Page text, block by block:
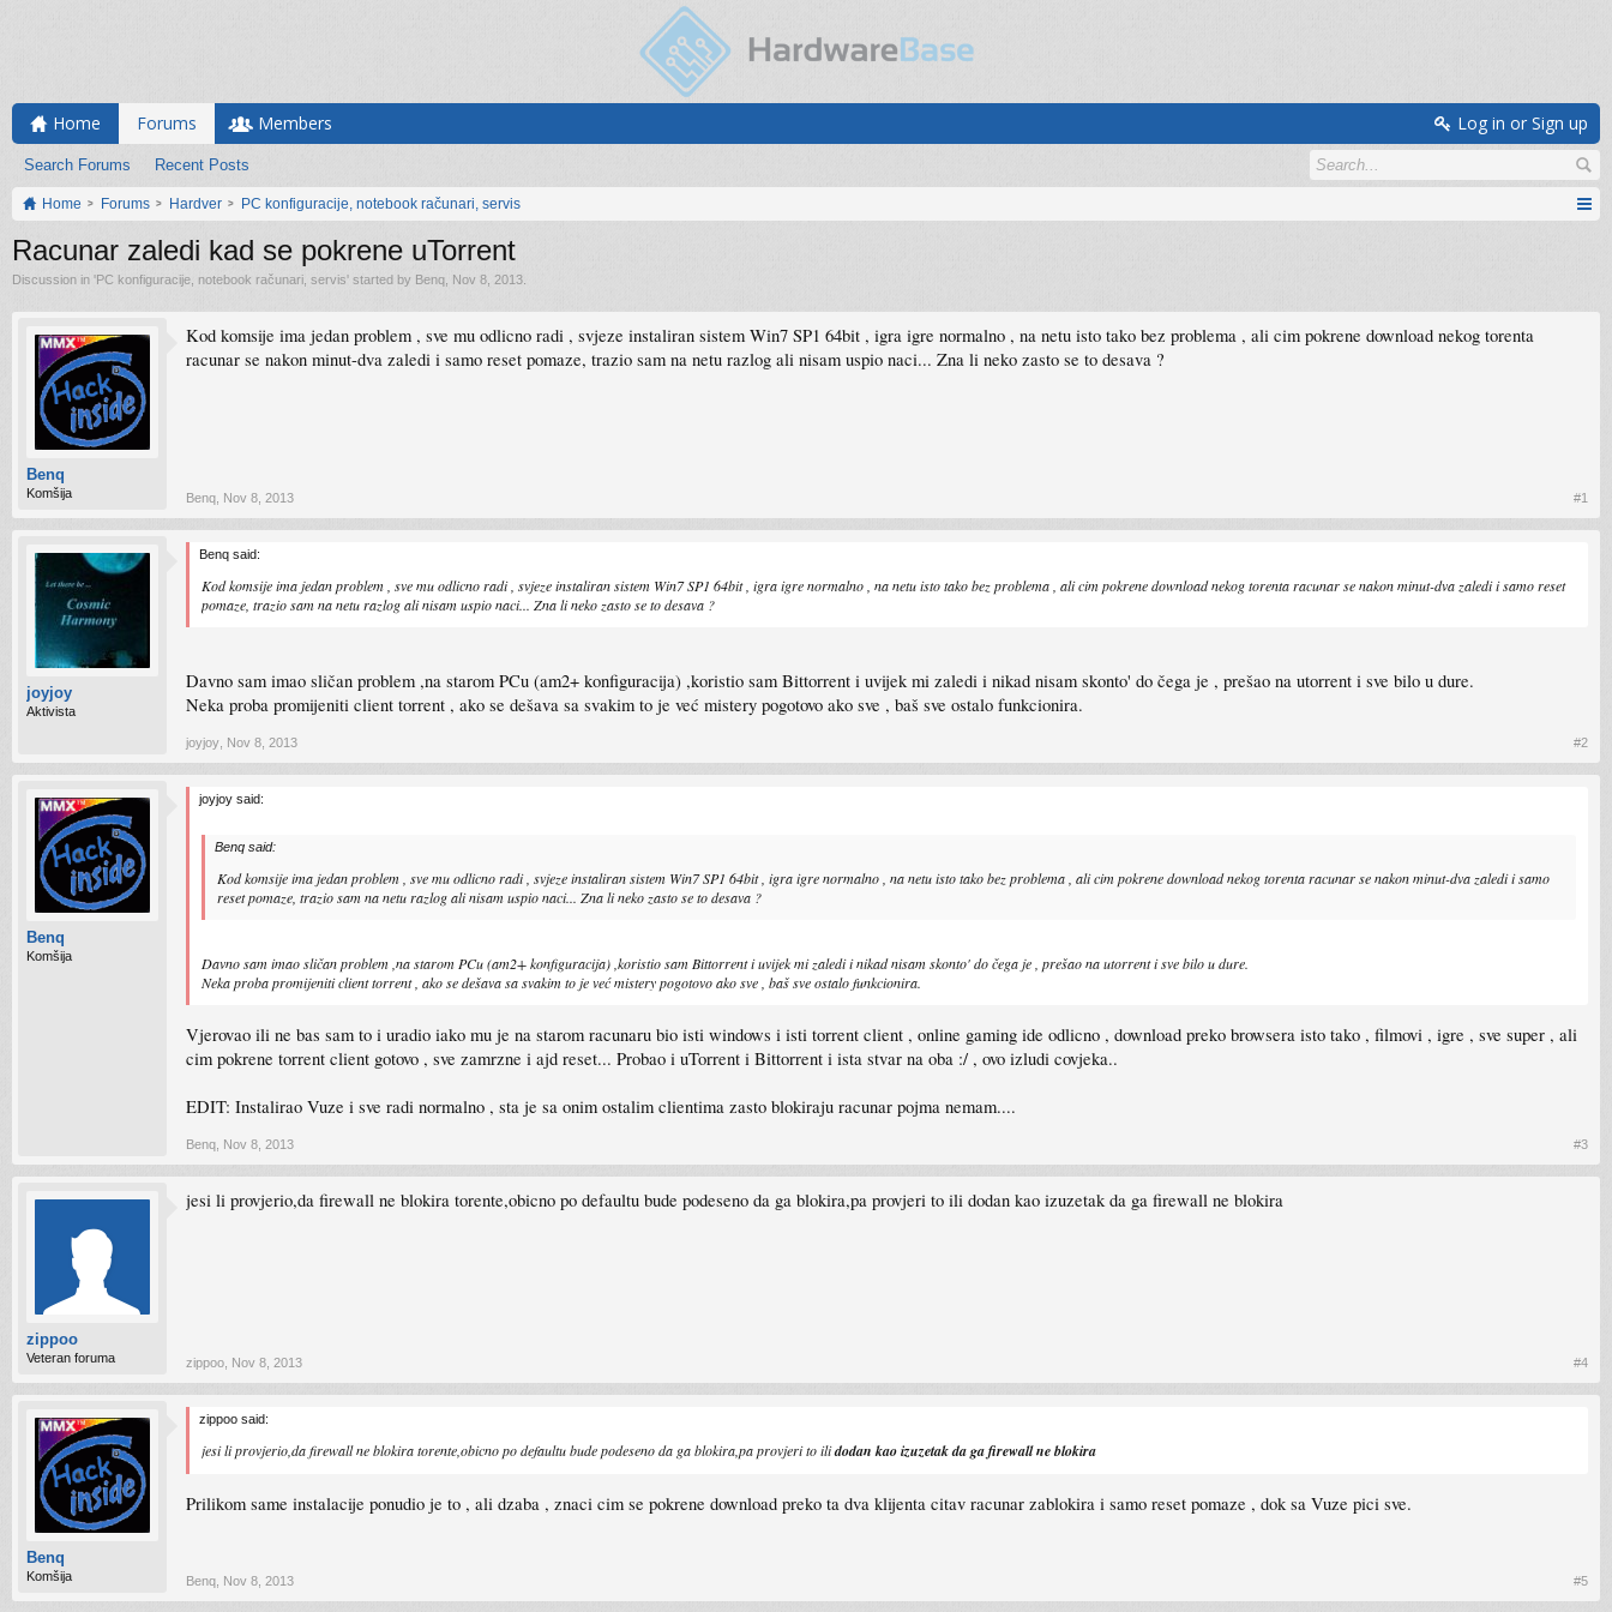
Home Forums
Search Forums Recent Posts
Members Log in or Sign up
Home Forums Hardver PC konfiguracije, notebook računari, servis
Racunar zaledi kad se pokrene uTorrent
Discussion in 'PC konfiguracije, notebook računari, servis' started by Benq Nov 8, 2013
Benq
Komšija
Kod komsije ima jedan problem , sve mu odlicno radi , svjeze instaliran sistem Win7 SP1 64bit , igra igre normalno , na netu isto tako bez problema , ali cim pokrene download nekog torenta
racunar se nakon minut-dva zaledi i samo reset pomaze, trazio sam na netu razlog ali nisam uspio naci... Zna li neko zasto se to desava ?
Benq Nov 8, 2013 #1
joyjoy
Aktivista
Benq said:
Kod komsije ima jedan problem , sve mu odlicno radi , svjeze instaliran sistem Win7 SP1 64bit , igra igre normalno , na netu isto tako bez problema , ali cim pokrene download nekog torenta racunar se nakon minut-dva zaledi i samo reset
pomaze, trazio sam na netu razlog ali nisam uspio naci... Zna li neko zasto se to desava ?
Davno sam imao sličan problem ,na starom PCu (am2+ konfiguracija) ,koristio sam Bittorrent i uvijek mi zaledi i nikad nisam skonto' do čega je , prešao na utorrent i sve bilo u dure.
Neka proba promijeniti client torrent , ako se dešava sa svakim to je već mistery pogotovo ako sve , baš sve ostalo funkcionira.
joyjoy Nov 8, 2013 #2
Benq
Komšija
joyjoy said:
Benq said:
Kod komsije ima jedan problem , sve mu odlicno radi , svjeze instaliran sistem Win7 SP1 64bit , igra igre normalno , na netu isto tako bez problema , ali cim pokrene download nekog torenta racunar se nakon minut-dva zaledi i samo
reset pomaze, trazio sam na netu razlog ali nisam uspio naci... Zna li neko zasto se to desava ?
Davno sam imao sličan problem ,na starom PCu (am2+ konfiguracija) ,koristio sam Bittorrent i uvijek mi zaledi i nikad nisam skonto' do čega je , prešao na utorrent i sve bilo u dure.
Neka proba promijeniti client torrent , ako se dešava sa svakim to je već mistery pogotovo ako sve , baš sve ostalo funkcionira.
Vjerovao ili ne bas sam to i uradio iako mu je na starom racunaru bio isti windows i isti torrent client , online gaming ide odlicno , download preko browsera isto tako , filmovi , igre , sve super , ali
cim pokrene torrent client gotovo , sve zamrzne i ajd reset... Probao i uTorrent i Bittorrent i ista stvar na oba :/ , ovo izludi covjeka..
EDIT: Instalirao Vuze i sve radi normalno , sta je sa onim ostalim clientima zasto blokiraju racunar pojma nemam....
Benq Nov 8, 2013 #3
zippoo
Veteran foruma
jesi li provjerio,da firewall ne blokira torente,obicno po defaultu bude podeseno da ga blokira,pa provjeri to ili dodan kao izuzetak da ga firewall ne blokira
zippoo Nov 8, 2013 #4
Benq
Komšija
zippoo said:
jesi li provjerio,da firewall ne blokira torente,obicno po defaultu bude podeseno da ga blokira,pa provjeri to ilidodan kao izuzetak da ga firewall ne blokira
Prilikom same instalacije ponudio je to , ali dzaba , znaci cim se pokrene download preko ta dva klijenta citav racunar zablokira i samo reset pomaze , dok sa Vuze pici sve.
Benq Nov 8, 2013 #5